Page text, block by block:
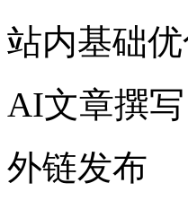
站内基础
AI文章撰写
外链发布